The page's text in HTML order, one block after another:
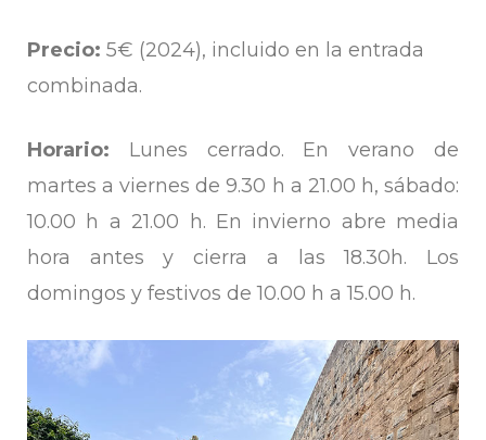
Precio: 5€ (2024), incluido en la entrada
combinada.
Horario: Lunes cerrado. En verano de
martes a viernes de 9.30 h a 21.00 h, sábado:
10.00 h a 21.00 h. En invierno abre media
hora antes y cierra a las 18.30h. Los
domingos y festivos de 10.00 h a 15.00 h.